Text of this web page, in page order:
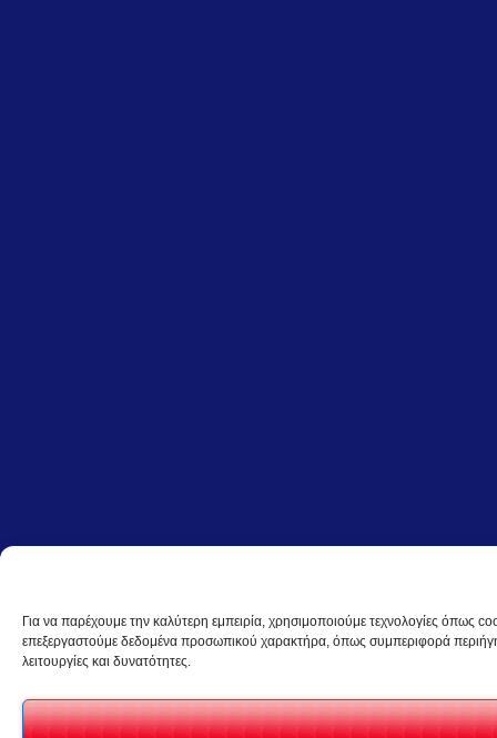
Για να παρέχουμε την καλύτερη εμπειρία, χρησιμοποιούμε τεχνολογίες όπως
επεξεργαστούμε δεδομένα προσωπικού χαρακτήρα, όπως συμπεριφορά
λειτουργίες και δυνατότητες.